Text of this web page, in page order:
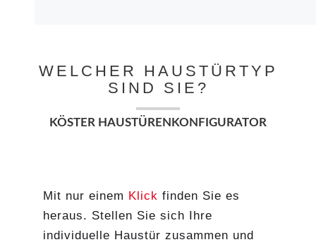
WELCHER HAUSTÜRTYP
SIND SIE?
KÖSTER HAUSTÜRENKONFIGURATOR
Mit nur einem Klick finden Sie es
heraus. Stellen Sie sich Ihre
individuelle Haustür zusammen und